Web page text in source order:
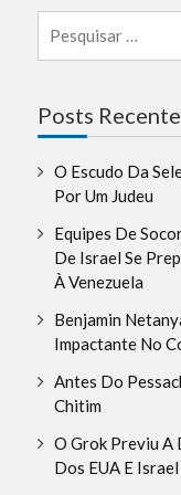
por:
Posts
O Escudo Da
Por Um Judeu
Equipes De
De Israel Se
À Venezuela
Benjamin
Impactante No
Antes Do
Chitim
O Grok Previu A
Dos EUA E